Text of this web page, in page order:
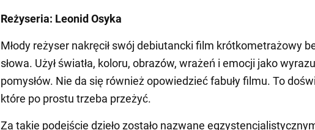
Reżyseria: Leonid Osyka
Młody reżyser nakręcił swój debiutancki film krótkometrażowy
słowa. Użył światła, koloru, obrazów, wrażeń i emocji jako
pomysłów. Nie da się również opowiedzieć fabuły filmu. To
które po prostu trzeba przeżyć.
Za takie podejście dzieło zostało nazwane